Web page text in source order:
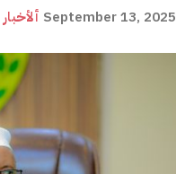
September 13, 2025